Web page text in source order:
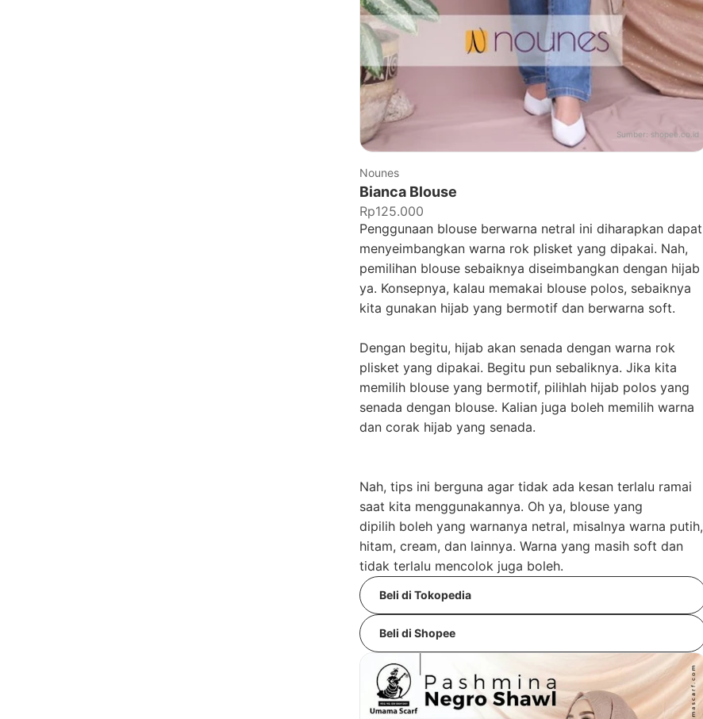
Sumber: shopee.co.id
Nounes
Bianca Blouse
Rp125.000
Penggunaan blouse berwarna netral ini diharapkan dapat
menyeimbangkan warna rok plisket yang dipakai. Nah,
pemilihan blouse sebaiknya diseimbangkan dengan hijab
ya. Konsepnya, kalau memakai blouse polos, sebaiknya
kita gunakan hijab yang bermotif dan berwarna soft.
Dengan begitu, hijab akan senada dengan warna rok
plisket yang dipakai. Begitu pun sebaliknya. Jika kita
memilih blouse yang bermotif, pilihlah hijab polos yang
senada dengan blouse. Kalian juga boleh memilih warna
dan corak hijab yang senada.
Nah, tips ini berguna agar tidak ada kesan terlalu ramai
saat kita menggunakannya. Oh ya, blouse yang
dipilih boleh yang warnanya netral, misalnya warna putih,
hitam, cream, dan lainnya. Warna yang masih soft dan
tidak terlalu mencolok juga boleh.
Beli di Tokopedia
Beli di Shopee